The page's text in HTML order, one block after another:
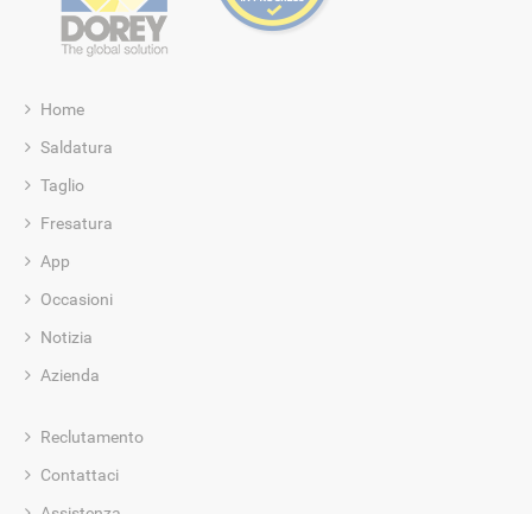
Home
Saldatura
Taglio
Fresatura
App
Occasioni
Notizia
Azienda
Reclutamento
Contattaci